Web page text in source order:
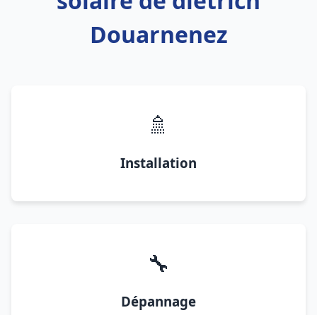
Douarnenez
🚿
Installation
🔧
Dépannage